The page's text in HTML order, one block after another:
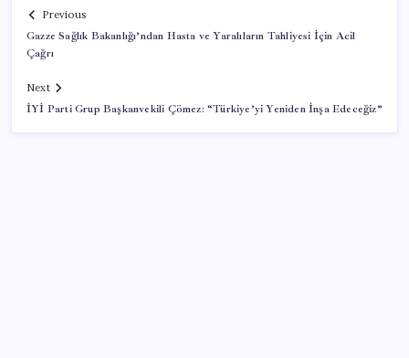
Previous
Gazze Sağlık Bakanlığı’ndan Hasta ve Yaralıların Tahliyesi İçin Acil
Çağrı
Next
İYİ Parti Grup Başkanvekili Çömez: “Türkiye’yi Yeniden İnşa Edeceğiz”